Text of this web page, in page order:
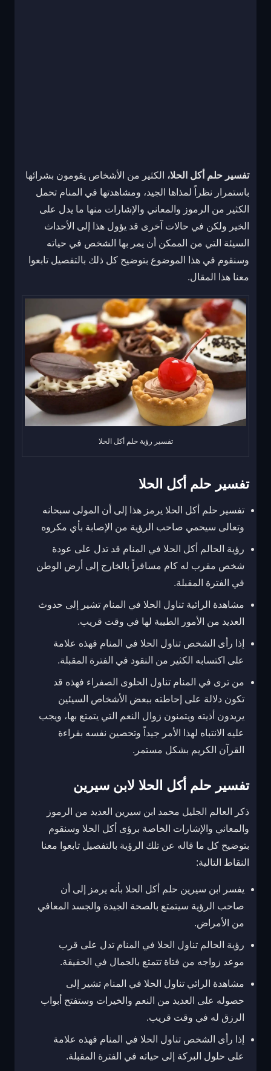
تفسير حلم أكل الحلا، الكثير من الأشخاص يقومون بشرائها
باستمرار نظراً لمذاها الجيد، ومشاهدتها في المنام تحمل
الكثير من الرموز والمعاني والإشارات منها ما يدل على
الخير ولكن في حالات آخرى قد يؤول هذا إلى الأحداث
السيئة التي من الممكن أن يمر بها الشخص في حياته
وسنقوم في هذا الموضوع بتوضيح كل ذلك بالتفصيل تابعوا
معنا هذا المقال.
تفسير رؤية حلم أكل الحلا
تفسير حلم أكل الحلا
تفسير حلم أكل الحلا يرمز هذا إلى أن المولى سبحانه
وتعالى سيحمي صاحب الرؤية من الإصابة بأي مكروه
رؤية الحالم أكل الحلا في المنام قد تدل على عودة
شخص مقرب له كام مسافراً بالخارج إلى أرض الوطن
في الفترة المقبلة.
مشاهدة الرائية تناول الحلا في المنام تشير إلى حدوث
العديد من الأمور الطيبة لها في وقت قريب.
إذا رأى الشخص تناول الحلا في المنام فهذه علامة
على اكتسابه الكثير من النقود في الفترة المقبلة.
من ترى في المنام تناول الحلوى الصفراء فهذه قد
تكون دلالة على إحاطته ببعض الأشخاص السيئين
يريدون أذيته ويتمنون زوال النعم التي يتمتع بها، ويجب
عليه الانتباه لهذا الأمر جيداً وتحصين نفسه بقراءة
القرآن الكريم بشكل مستمر.
تفسير حلم أكل الحلا لابن سيرين
ذكر العالم الجليل محمد ابن سيرين العديد من الرموز
والمعاني والإشارات الخاصة برؤى أكل الحلا وسنقوم
بتوضيح كل ما قاله عن تلك الرؤية بالتفصيل تابعوا معنا
النقاط التالية:
يفسر ابن سيرين حلم أكل الحلا بأنه يرمز إلى أن
صاحب الرؤية سيتمتع بالصحة الجيدة والجسد المعافي
من الأمراض.
رؤية الحالم تناول الحلا في المنام تدل على قرب
موعد زواجه من فتاة تتمتع بالجمال في الحقيقة.
مشاهدة الرائي تناول الحلا في المنام تشير إلى
حصوله على العديد من النعم والخيرات وستفتح أبواب
الرزق له في وقت قريب.
إذا رأى الشخص تناول الحلا في المنام فهذه علامة
على حلول البركة إلى حياته في الفترة المقبلة.